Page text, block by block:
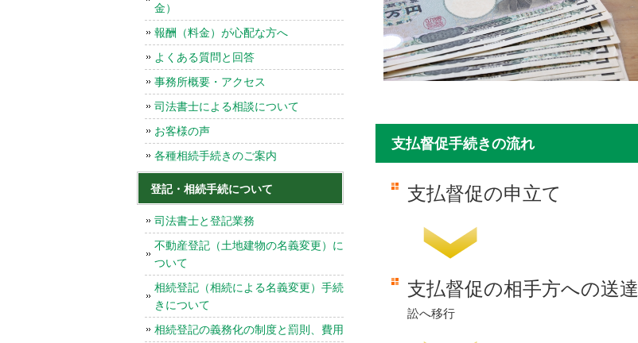
支払督促手続きの流れ
支払督促の申立て
支払督促の相手方への送達
訟へ移行
金）
報酬（料金）が心配な方へ
よくある質問と回答
事務所概要・アクセス
司法書士による相談について
お客様の声
各種相続手続きのご案内
登記・相続手続について
司法書士と登記業務
不動産登記（土地建物の名義変更）に
ついて
相続登記（相続による名義変更）手続
きについて
相続登記の義務化の制度と罰則、費用